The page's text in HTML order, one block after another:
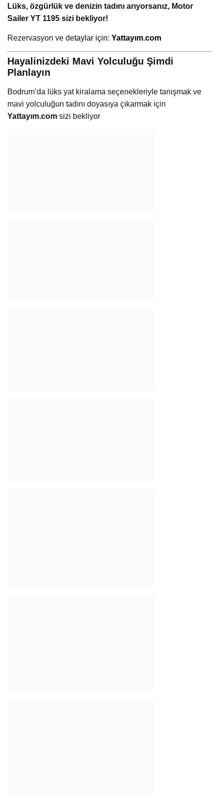
Lüks, özgürlük ve denizin tadını arıyorsanız, Motor
Sailer YT 1195 sizi bekliyor!
Rezervasyon ve detaylar için: Yattayım.com
Hayalinizdeki Mavi Yolculuğu Şimdi
Planlayın
Bodrum’da lüks yat kiralama seçenekleriyle tanışmak ve
mavi yolculuğun tadını doyasıya çıkarmak için
Yattayım.com sizi bekliyor